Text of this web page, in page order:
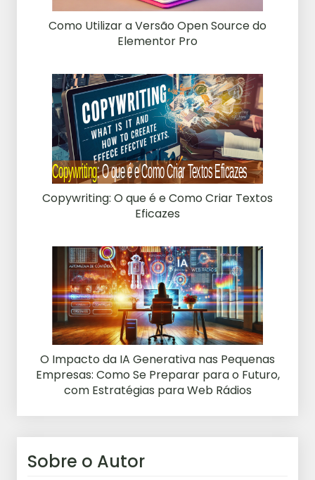
Como Utilizar a Versão Open Source do
Elementor Pro
Copywriting: O que é e Como Criar Textos
Eficazes
O Impacto da IA Generativa nas Pequenas
Empresas: Como Se Preparar para o Futuro,
com Estratégias para Web Rádios
Sobre o Autor